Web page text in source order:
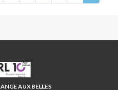
CRL10
AUX BELLES